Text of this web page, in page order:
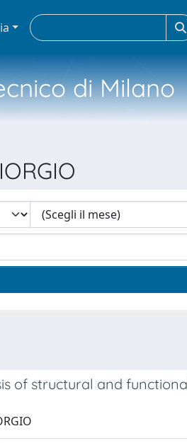
di Milano
of structural and